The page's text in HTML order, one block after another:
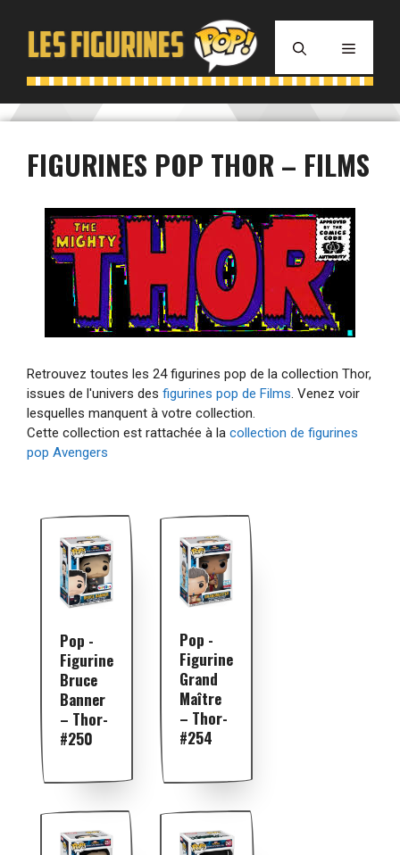
contenu
MENU
FIGURINES POP THOR – FILMS
Retrouvez toutes les 24 figurines pop de la collection Thor,
issues de l'univers des figurines pop de Films. Venez voir
lesquelles manquent à votre collection.
Cette collection est rattachée à la collection de figurines
pop Avengers
Pop -
Figurine
Bruce
Banner
– Thor-
#250
Pop -
Figurine
Grand
Maître
– Thor-
#254